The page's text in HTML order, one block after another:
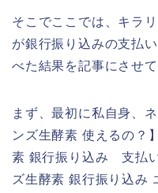
そこでここでは、キラ
が銀行振り込みの支払
べた結果を記事にさせて
まず、最初に私自身、
ンズ生酵素 使えるの？
素 銀行振り込み 支払
ズ生酵素 銀行振り込み